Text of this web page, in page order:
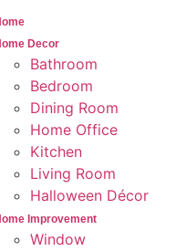
Decor
Bathroom
Bedroom
Dining Room
Home Office
Kitchen
Living Room
Halloween Décor
Improvement
Window